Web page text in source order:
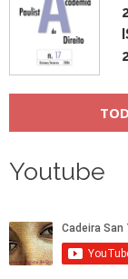
Youtube